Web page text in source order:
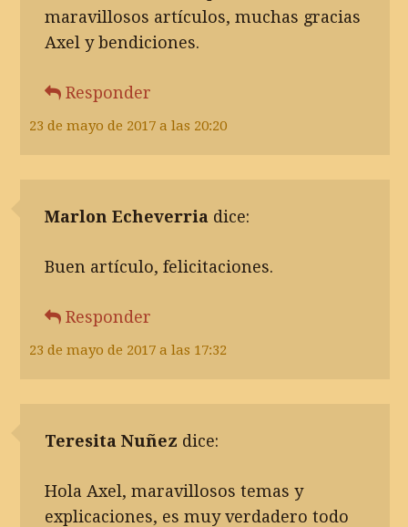
23 de mayo de 2017 a las 20:20
maravillosos artículos, muchas gracias
Axel y bendiciones.
Responder
Marlon Echeverria dice:
23 de mayo de 2017 a las 17:32
Buen artículo, felicitaciones.
Responder
Teresita Nuñez dice:
Hola Axel, maravillosos temas y
explicaciones, es muy verdadero todo